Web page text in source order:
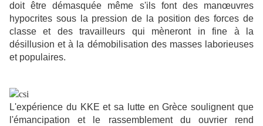
doit être démasquée même s'ils font des manœuvres
hypocrites sous la pression de la position des forces de
classe et des travailleurs qui mèneront in fine à la
désillusion et à la démobilisation des masses laborieuses
et populaires.
L'expérience du KKE et sa lutte en Grèce soulignent que
l'émancipation et le rassemblement du ouvrier rend